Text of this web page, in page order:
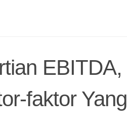
EBITDA,
faktor Yang